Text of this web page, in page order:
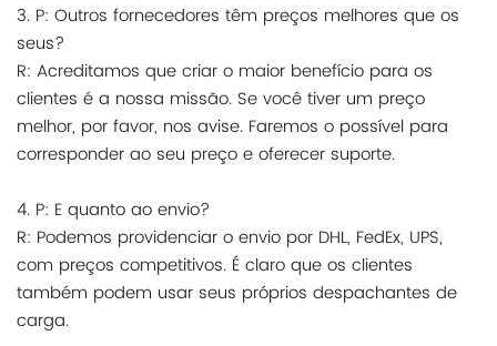
3. P: Outros fornecedores têm preços melhores que os
seus?
R: Acreditamos que criar o maior benefício para os
clientes é a nossa missão. Se você tiver um preço
melhor, por favor, nos avise. Faremos o possível para
corresponder ao seu preço e oferecer suporte.
4. P: E quanto ao envio?
R: Podemos providenciar o envio por DHL, FedEx, UPS,
com preços competitivos. É claro que os clientes
também podem usar seus próprios despachantes de
carga.